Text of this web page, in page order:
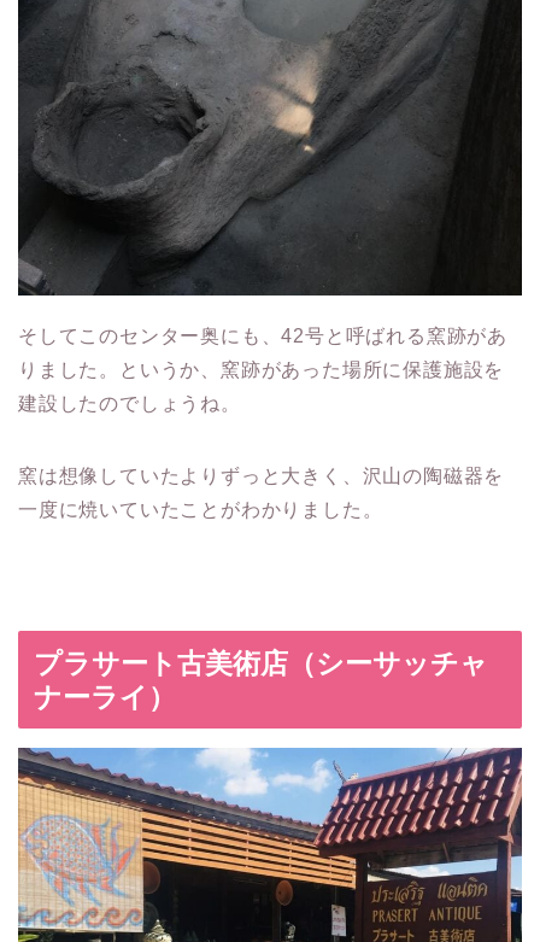
そしてこのセンター奥にも、42号と呼ばれる窯跡があ
りました。というか、窯跡があった場所に保護施設を
建設したのでしょうね。
窯は想像していたよりずっと大きく、沢山の陶磁器を
一度に焼いていたことがわかりました。
プラサート古美術店（シーサッチャ
ナーライ）